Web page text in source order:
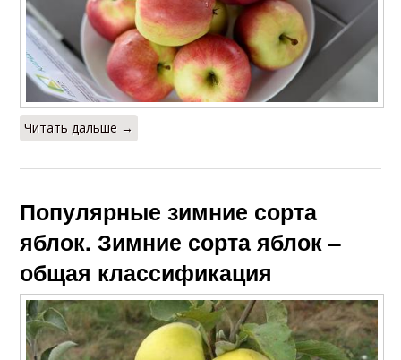
Читать дальше →
Популярные зимние сорта
яблок. Зимние сорта яблок –
общая классификация